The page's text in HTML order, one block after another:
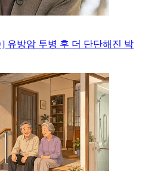
유방암 투병 후 더 단단해진 박